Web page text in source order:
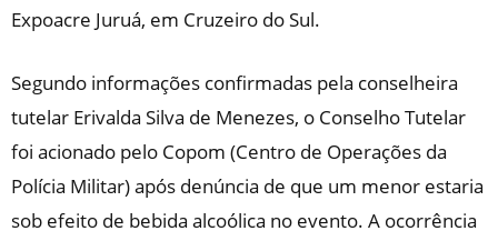
Expoacre Juruá, em Cruzeiro do Sul.
Segundo informações confirmadas pela conselheira
tutelar Erivalda Silva de Menezes, o Conselho Tutelar
foi acionado pelo Copom (Centro de Operações da
Polícia Militar) após denúncia de que um menor estaria
sob efeito de bebida alcoólica no evento. A ocorrência